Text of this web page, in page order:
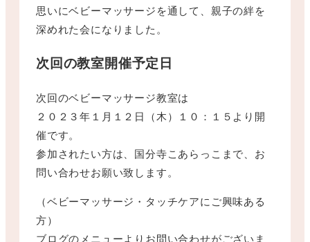
思いにベビーマッサージを通して、親子の絆を
深めれた会になりました。
次回の教室開催予定日
次回のベビーマッサージ教室は
２０２３年１月１２日（木）１０：１５より開
催です。
参加されたい方は、国分寺こあらっこまで、お
問い合わせお願い致します。
（ベビーマッサージ・タッチケアにご興味ある
方）
ブログのメニューよりお問い合わせがございま